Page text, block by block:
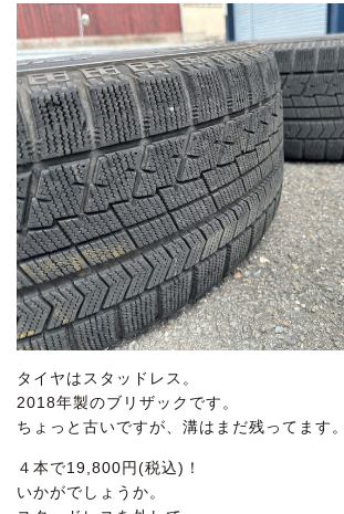
タイヤはスタッドレス。
2018年製のブリザックです。
ちょっと古いですが、溝はまだ残ってます。
４本で19,800円(税込)！
いかがでしょうか。